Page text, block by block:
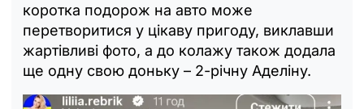
коротка подорож на авто може
перетворитися у цікаву пригоду, виклавши
жартівливі фото, а до колажу також додала
ще одну свою доньку – 2-річну Аделіну.